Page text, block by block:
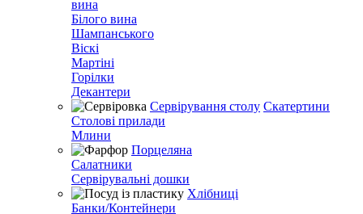
вина
Білого вина
Шампанського
Віскі
Мартіні
Горілки
Декантери
Сервірування столу Скатертини
Столові прилади
Млини
Порцеляна
Салатники
Сервірувальні дошки
Хлібниці
Банки/Контейнери